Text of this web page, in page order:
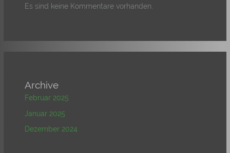
Es sind keine Kommentare vorhanden.
Archive
Februar 2025
Januar 2025
Dezember 2024